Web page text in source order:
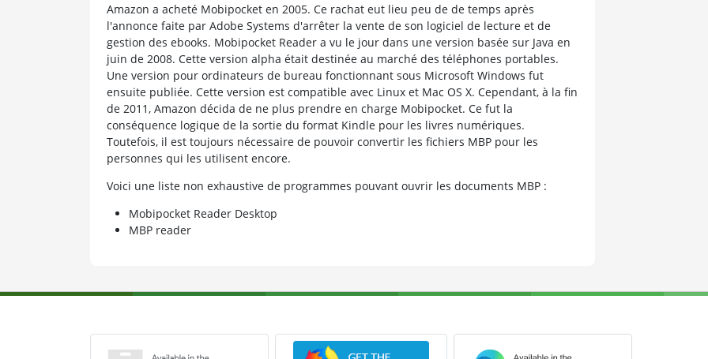
Amazon a acheté Mobipocket en 2005. Ce rachat eut lieu peu de de temps après
l'annonce faite par Adobe Systems d'arrêter la vente de son logiciel de lecture et de
gestion des ebooks. Mobipocket Reader a vu le jour dans une version basée sur Java en
juin de 2008. Cette version alpha était destinée au marché des téléphones portables.
Une version pour ordinateurs de bureau fonctionnant sous Microsoft Windows fut
ensuite publiée. Cette version est compatible avec Linux et Mac OS X. Cependant, à la fin
de 2011, Amazon décida de ne plus prendre en charge Mobipocket. Ce fut la
conséquence logique de la sortie du format Kindle pour les livres numériques.
Toutefois, il est toujours nécessaire de pouvoir convertir les fichiers MBP pour les
personnes qui les utilisent encore.
Voici une liste non exhaustive de programmes pouvant ouvrir les documents MBP :
Mobipocket Reader Desktop
MBP reader